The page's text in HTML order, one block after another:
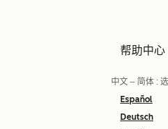
帮助中心
中文 – 简体 :
Español
Deutsch